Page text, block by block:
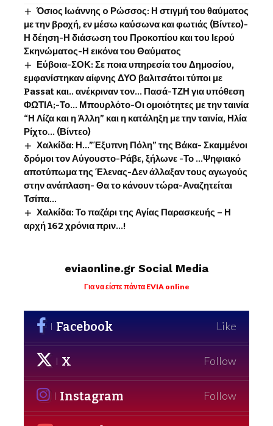
Όσιος Ιωάννης o Ρώσσος: Η στιγμή του θαύματος
με την βροχή, εν μέσω καύσωνα και φωτιάς (Βίντεο)-
Η δέηση-Η διάσωση του Προκοπίου και του Ιερού
Σκηνώματος-Η εικόνα του Θαύματος
Εύβοια-ΣΟΚ: Σε ποια υπηρεσία του Δημοσίου,
εμφανίστηκαν αίφνης ΔΥΟ βαλιτσάτοι τύποι με
Passat και.. ανέκριναν τον… Πασά-ΤΖΗ για υπόθεση
ΦΩΤΙΑ;-Το… Μπουρλότο-Οι ομοιότητες με την ταινία
“Η Λίζα και η Άλλη” και η κατάληξη με την ταινία, Ηλία
Ρίχτο… (Βίντεο)
Χαλκίδα: Η…”Έξυπνη Πόλη” της Βάκα- Σκαμμένοι
δρόμοι τον Αύγουστο-Ράβε, ξήλωνε -Το …Ψηφιακό
αποτύπωμα της Έλενας-Δεν άλλαξαν τους αγωγούς
στην ανάπλαση- Θα το κάνουν τώρα-Αναζητείται
Τσίπα…
Χαλκίδα: Το παζάρι της Αγίας Παρασκευής – Η
αρχή 162 χρόνια πριν…!
eviaonline.gr Social Media
Για να είστε πάντα EVIA online
Facebook Like
X Follow
Instagram Follow